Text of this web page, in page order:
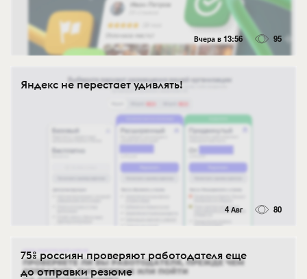
Вчера в 13:56 95
Яндекс не перестает удивлять!
4 Авг 80
75% россиян проверяют работодателя еще
до отправки резюме